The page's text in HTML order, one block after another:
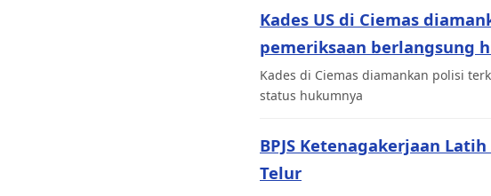
Kades US di Ciemas
pemeriksaan berlangsung
Kades di Ciemas diamankan polisi
status hukumnya
BPJS Ketenagakerjaan
Telur